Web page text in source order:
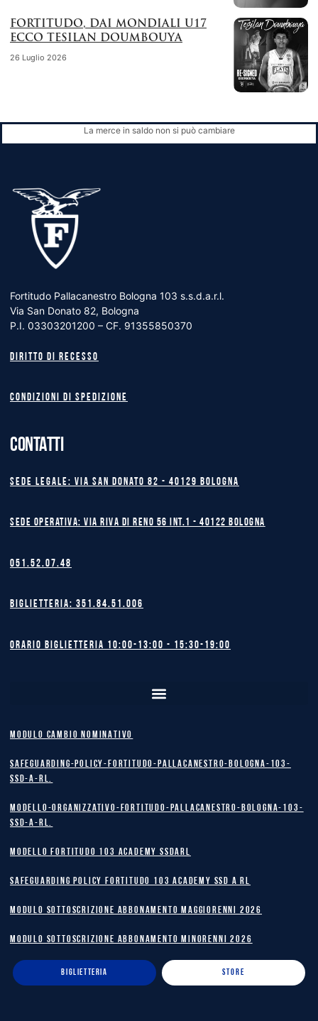
FORTITUDO, DAI MONDIALI U17
ECCO TESILAN DOUMBOUYA
26 Luglio 2026
La merce in saldo non si può cambiare
Fortitudo Pallacanestro Bologna 103 s.s.d.a.r.l.
Via San Donato 82, Bologna
P.I. 03303201200 – CF. 91355850370
Diritto di recesso
Condizioni di spedizione
CONTATTI
Sede legale: Via San Donato 82 - 40129 BOLOGNA
Sede operativa: Via Riva di Reno 56 int.1 - 40122 BOLOGNA
051.52.07.48
Biglietteria: 351.84.51.006
Orario biglietteria 10:00-13:00 - 15:30-19:00
MODULO CAMBIO NOMINATIVO
safeguarding-policy-Fortitudo-Pallacanestro-Bologna-103-
SSD-A-RL.
Modello-Organizzativo-Fortitudo-Pallacanestro-Bologna-103-
SSD-A-RL.
MODELLO FORTITUDO 103 ACADEMY SSDARL
safeguarding policy Fortitudo 103 Academy SSD A RL
MODULO SOTTOSCRIZIONE ABBONAMENTO MAGGIORENNI 2026
MODULO SOTTOSCRIZIONE ABBONAMENTO MINORENNI 2026
BIGLIETTERIA STORE